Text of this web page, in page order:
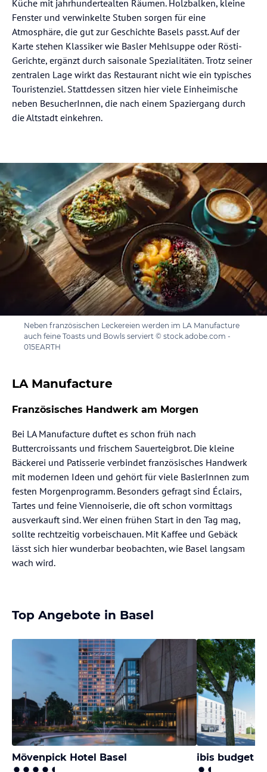
Küche mit jahrhundertealten Räumen. Holzbalken, kleine
Fenster und verwinkelte Stuben sorgen für eine
Atmosphäre, die gut zur Geschichte Basels passt. Auf der
Karte stehen Klassiker wie Basler Mehlsuppe oder Rösti-
Gerichte, ergänzt durch saisonale Spezialitäten. Trotz seiner
zentralen Lage wirkt das Restaurant nicht wie ein typisches
Touristenziel. Stattdessen sitzen hier viele Einheimische
neben BesucherInnen, die nach einem Spaziergang durch
die Altstadt einkehren.
Neben französischen Leckereien werden im LA Manufacture
auch feine Toasts und Bowls serviert © stock.adobe.com -
015EARTH
LA Manufacture
Französisches Handwerk am Morgen
Bei LA Manufacture duftet es schon früh nach
Buttercroissants und frischem Sauerteigbrot. Die kleine
Bäckerei und Patisserie verbindet französisches Handwerk
mit modernen Ideen und gehört für viele BaslerInnen zum
festen Morgenprogramm. Besonders gefragt sind Éclairs,
Tartes und feine Viennoiserie, die oft schon vormittags
ausverkauft sind. Wer einen frühen Start in den Tag mag,
sollte rechtzeitig vorbeischauen. Mit Kaffee und Gebäck
lässt sich hier wunderbar beobachten, wie Basel langsam
wach wird.
Top Angebote in Basel
Mövenpick Hotel Basel ibis budget